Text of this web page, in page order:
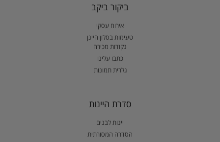
ביקור ביקב
אירוח עסקי
טעימות בסלון היינן
נקודות מכירה
כתבו עלינו
גלרית תמונות
סדרת היינות
יינות לבנים
הסדרה המסורתית